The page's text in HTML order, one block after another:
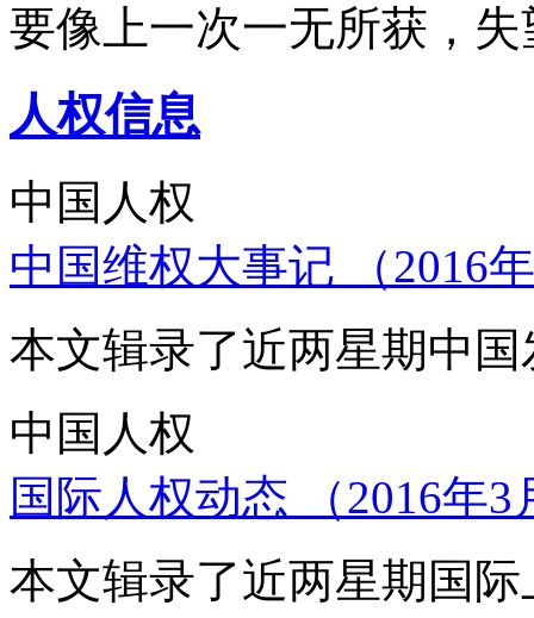
要像上一次一无所获，
人权信息
中国人权
中国维权大事记 （2016
本文辑录了近两星期中
中国人权
国际人权动态 （2016年
本文辑录了近两星期国